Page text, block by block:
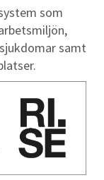
som
samt